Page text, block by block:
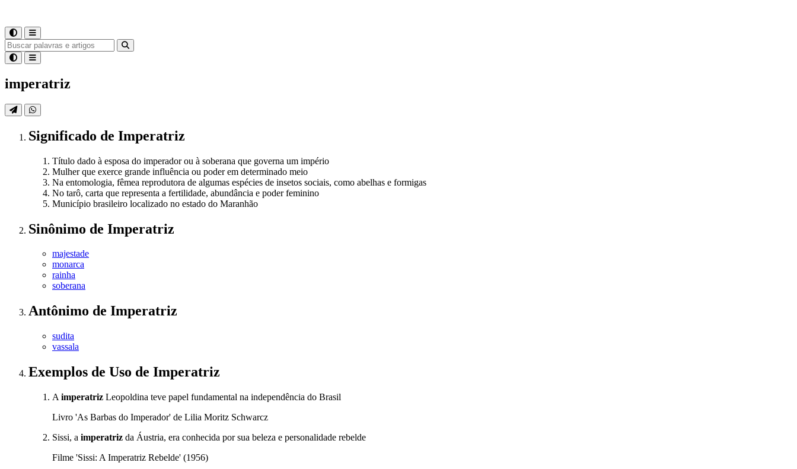
imperatriz
Significado de Imperatriz
Título dado à esposa do imperador ou à soberana que governa um império
Mulher que exerce grande influência ou poder em determinado meio
Na entomologia, fêmea reprodutora de algumas espécies de insetos sociais, como abelhas e formigas
No tarô, carta que representa a fertilidade, abundância e poder feminino
Município brasileiro localizado no estado do Maranhão
Sinônimo de Imperatriz
majestade
monarca
rainha
soberana
Antônimo de Imperatriz
sudita
vassala
Exemplos de Uso de Imperatriz
A imperatriz Leopoldina teve papel fundamental na independência do Brasil
Livro 'As Barbas do Imperador' de Lilia Moritz Schwarcz
Sissi, a imperatriz da Áustria, era conhecida por sua beleza e personalidade rebelde
Filme 'Sissi: A Imperatriz Rebelde' (1956)